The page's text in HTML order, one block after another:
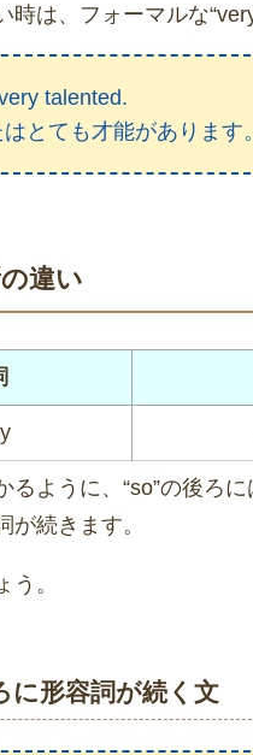
時は、フォーマルな
talented.
はとても才能があります
違い
るように、“so”の後ろ
が続きます。
。
形容詞が続く文